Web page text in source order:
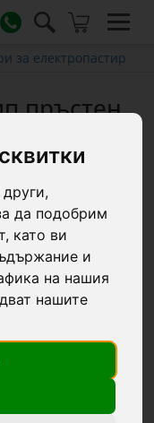
да подобрим
като ви
и
на нашия
нашите
за електропастир
пръстен,